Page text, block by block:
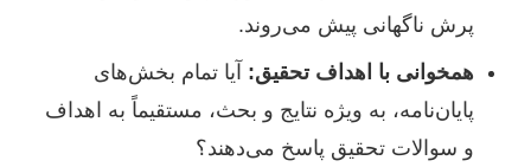
پرش ناگهانی پیش می‌روند.
همخوانی با اهداف تحقیق: آیا تمام بخش‌های
پایان‌نامه، به ویژه نتایج و بحث، مستقیماً به اهداف
و سوالات تحقیق پاسخ می‌دهند؟